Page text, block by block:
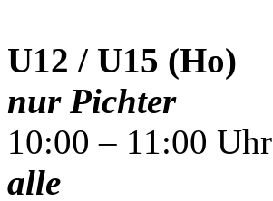
U12 / U15 (Ho)
nur Pichter
10:00 – 11:00 Uhr
alle